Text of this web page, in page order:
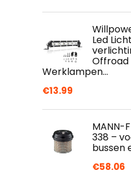
Led
Offroad
Werklampen…
€13.99
MANN-
338 –
bussen
€58.06